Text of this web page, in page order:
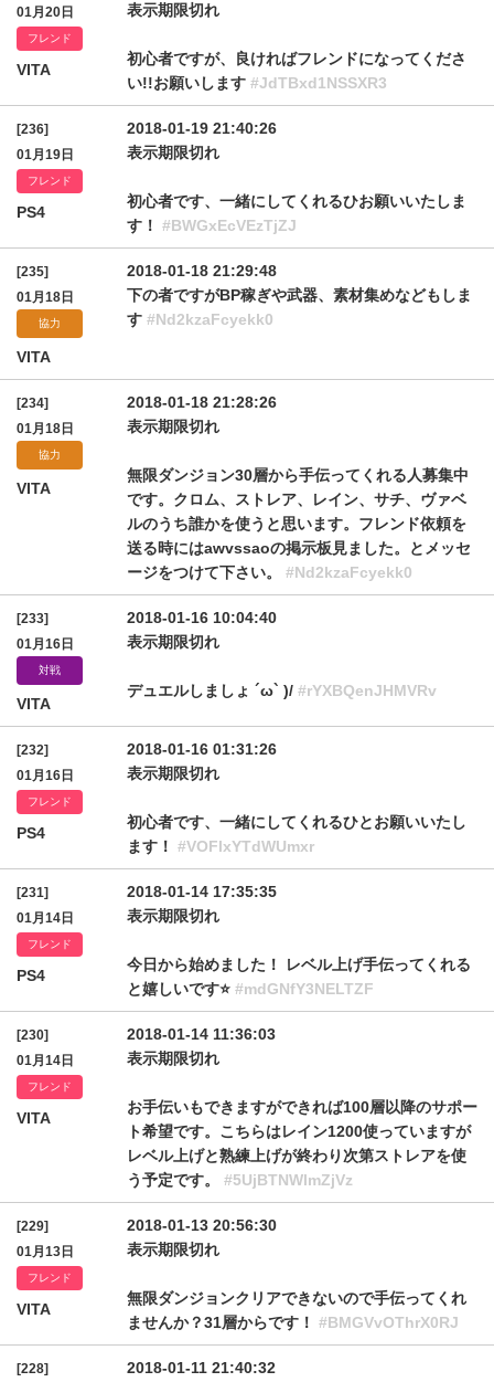
01月20日
フレンド
VITA
表示期限切れ
初心者ですが、良ければフレンドになってくださ
い!!お願いします #JdTBxd1NSSXR3
[236]
01月19日
フレンド
PS4
2018-01-19 21:40:26
表示期限切れ
初心者です、一緒にしてくれるひお願いいたしま
す！ #BWGxEcVEzTjZJ
[235]
01月18日
協力
VITA
2018-01-18 21:29:48
下の者ですがBP稼ぎや武器、素材集めなどもしま
す #Nd2kzaFcyekk0
[234]
01月18日
協力
VITA
2018-01-18 21:28:26
表示期限切れ
無限ダンジョン30層から手伝ってくれる人募集中
です。クロム、ストレア、レイン、サチ、ヴァベ
ルのうち誰かを使うと思います。フレンド依頼を
送る時にはawvssaoの掲示板見ました。とメッセ
ージをつけて下さい。 #Nd2kzaFcyekk0
[233]
01月16日
対戦
VITA
2018-01-16 10:04:40
表示期限切れ
デュエルしましょ ´ω` )/ #rYXBQenJHMVRv
[232]
01月16日
フレンド
PS4
2018-01-16 01:31:26
表示期限切れ
初心者です、一緒にしてくれるひとお願いいたし
ます！ #VOFlxYTdWUmxr
[231]
01月14日
フレンド
PS4
2018-01-14 17:35:35
表示期限切れ
今日から始めました！ レベル上げ手伝ってくれる
と嬉しいです⭐️ #mdGNfY3NELTZF
[230]
01月14日
フレンド
VITA
2018-01-14 11:36:03
表示期限切れ
お手伝いもできますができれば100層以降のサポー
ト希望です。こちらはレイン1200使っていますが
レベル上げと熟練上げが終わり次第ストレアを使
う予定です。 #5UjBTNWlmZjVz
[229]
01月13日
フレンド
VITA
2018-01-13 20:56:30
表示期限切れ
無限ダンジョンクリアできないので手伝ってくれ
ませんか？31層からです！ #BMGVvOThrX0RJ
[228]
2018-01-11 21:40:32